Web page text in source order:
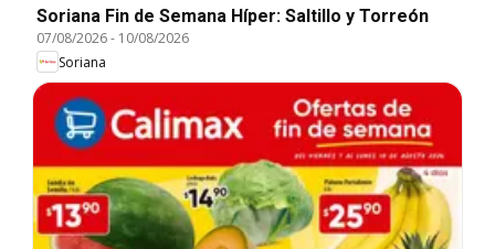
Soriana Fin de Semana Híper: Saltillo y Torreón
07/08/2026- 10/08/2026
Soriana